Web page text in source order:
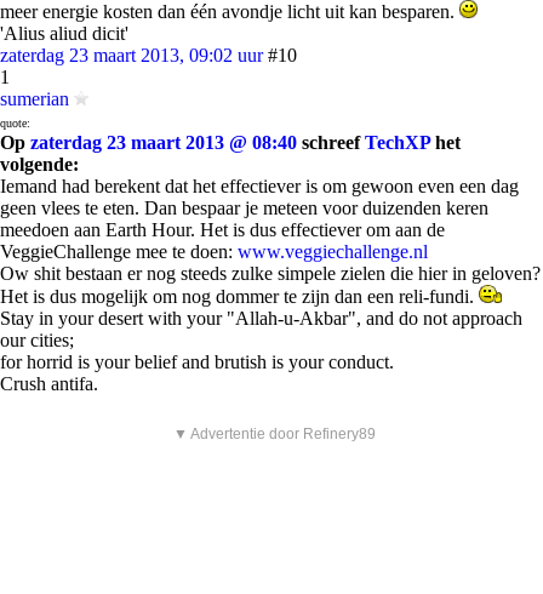
meer energie kosten dan één avondje licht uit kan besparen.
'Alius aliud dicit'
zaterdag 23 maart 2013, 09:02 uur #10
1
sumerian
quote:
Op zaterdag 23 maart 2013 @ 08:40 schreefTechXPhet
volgende:
Iemand had berekent dat het effectiever is om gewoon even een dag
geen vlees te eten. Dan bespaar je meteen voor duizenden keren
meedoen aan Earth Hour. Het is dus effectiever om aan de
VeggieChallenge mee te doen: www.veggiechallenge.nl
Ow shit bestaan er nog steeds zulke simpele zielen die hier in geloven?
Het is dus mogelijk om nog dommer te zijn dan een reli-fundi.
Stay in your desert with your "Allah-u-Akbar", and do not approach
our cities;
for horrid is your belief and brutish is your conduct.
Crush antifa.
▼ Advertentie door Refinery89